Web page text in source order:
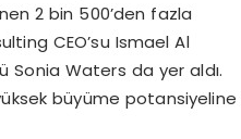
2 bin 500’den fazla
CEO’su Ismael Al
Sonia Waters da yer aldı.
büyüme potansiyeline